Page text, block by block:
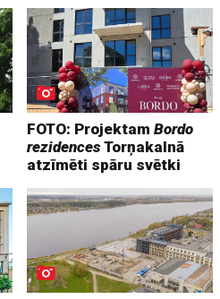
FOTO: ProjektamBordo
rezidencesTorņakalnā
atzīmēti spāru svētki